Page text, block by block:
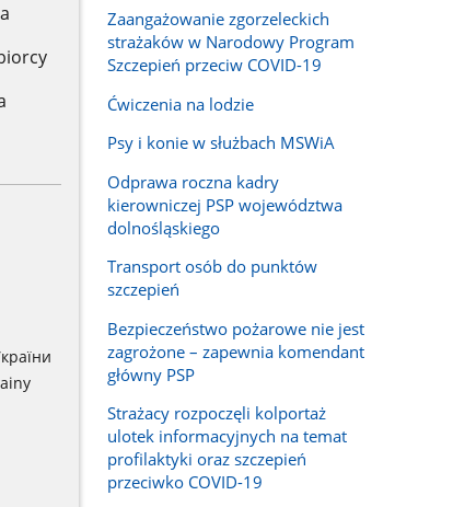
Zaangażowanie zgorzeleckich
strażaków w Narodowy Program
Szczepień przeciw COVID-19
Ćwiczenia na lodzie
Psy i konie w służbach MSWiA
Odprawa roczna kadry
kierowniczej PSP województwa
dolnośląskiego
Transport osób do punktów
szczepień
Bezpieczeństwo pożarowe nie jest
zagrożone – zapewnia komendant
główny PSP
Strażacy rozpoczęli kolportaż
ulotek informacyjnych na temat
profilaktyki oraz szczepień
przeciwko COVID-19